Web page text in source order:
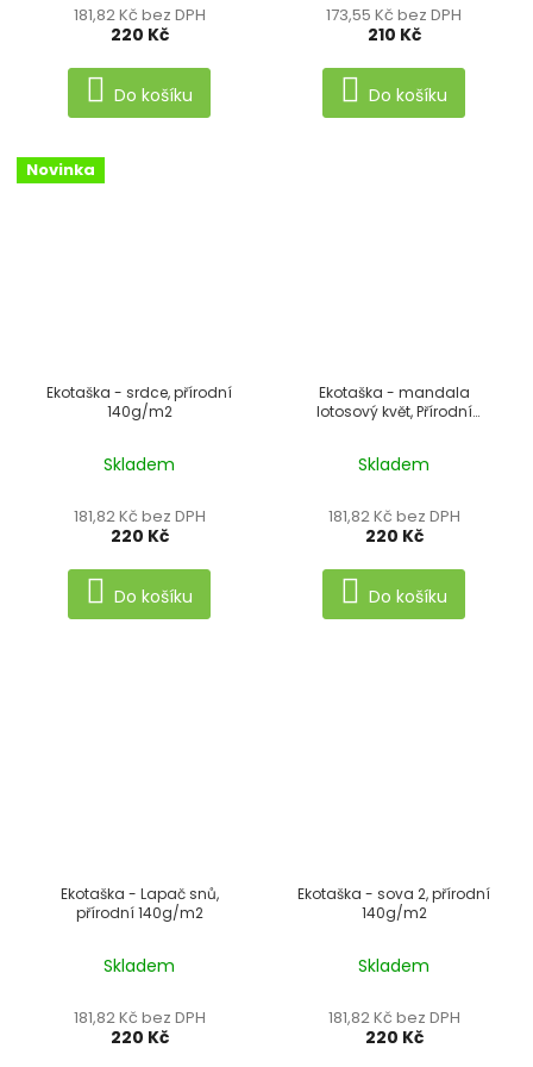
181,82 Kč bez DPH
220 Kč
Do košíku
173,55 Kč bez DPH
210 Kč
Do košíku
Novinka
Ekotaška - srdce, přírodní
140g/m2
Skladem
181,82 Kč bez DPH
220 Kč
Do košíku
Ekotaška - mandala
lotosový květ, Přírodní
Skladem
181,82 Kč bez DPH
220 Kč
Do košíku
Ekotaška - Lapač snů,
přírodní 140g/m2
Skladem
181,82 Kč bez DPH
220 Kč
Ekotaška - sova 2, přírodní
140g/m2
Skladem
181,82 Kč bez DPH
220 Kč